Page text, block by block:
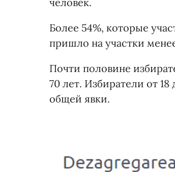
Более 54%, которые
пришло на участки
Почти половине
70 лет. Избиратели от
общей явки.